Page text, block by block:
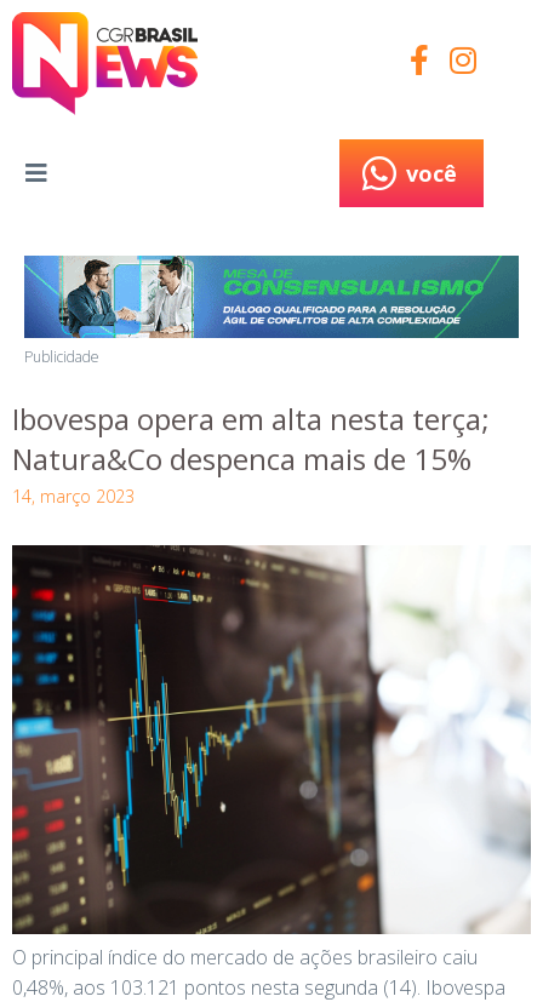
você
Publicidade
Ibovespa opera em alta nesta terça;
Natura&Co despenca mais de 15%
14, março 2023
O principal índice do mercado de ações brasileiro caiu
0,48%, aos 103.121 pontos nesta segunda (14). Ibovespa